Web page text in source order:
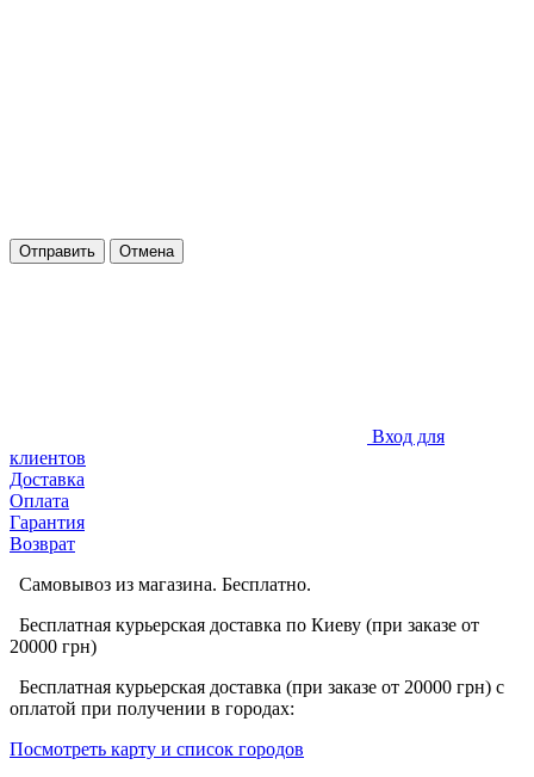
Отправить Отмена
Вход для
клиентов
Доставка
Оплата
Гарантия
Возврат
Самовывоз из магазина. Бесплатно.
Бесплатная курьерская доставка по Киеву (при заказе от
20000 грн)
Бесплатная курьерская доставка (при заказе от 20000 грн) с
оплатой при получении в городах:
Посмотреть карту и список городов